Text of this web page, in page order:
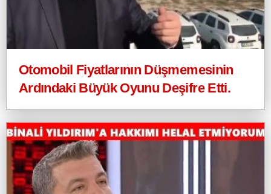
Otomobil Fiyatlarının Düşmemesinin
Ardındaki Büyük Oyunu Deşifre Etti.